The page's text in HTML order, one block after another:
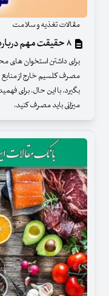
مقالات تغذیه و سلامت
برای داشتن استخوان های
مصرف کلسیم خارج از منابع
بگیرد. با این حال، برای
میزانی باید مصرف کنید،